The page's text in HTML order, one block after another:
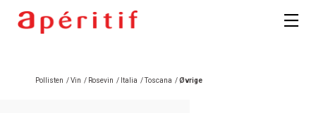
Pollisten /Vin / Rosevin / Italia /Toscana /Øvrige